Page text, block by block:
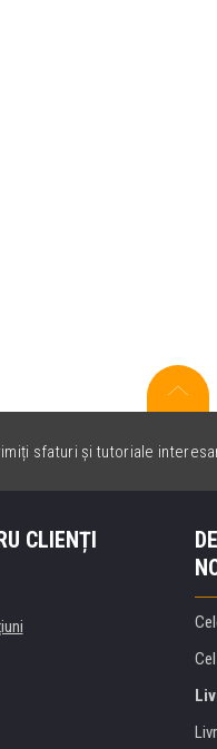
sfaturi și tutoriale
CLIENȚI